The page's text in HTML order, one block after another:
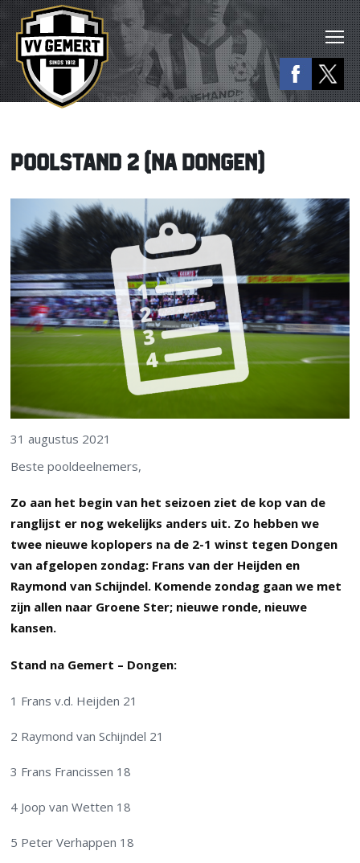
POOLSTAND 2 (NA DONGEN)
31 augustus 2021
Beste pooldeelnemers,
Zo aan het begin van het seizoen ziet de kop van de
ranglijst er nog wekelijks anders uit. Zo hebben we
twee nieuwe koplopers na de 2-1 winst tegen Dongen
van afgelopen zondag: Frans van der Heijden en
Raymond van Schijndel. Komende zondag gaan we met
zijn allen naar Groene Ster; nieuwe ronde, nieuwe
kansen.
Stand na Gemert – Dongen:
1 Frans v.d. Heijden 21
2 Raymond van Schijndel 21
3 Frans Francissen 18
4 Joop van Wetten 18
5 Peter Verhappen 18